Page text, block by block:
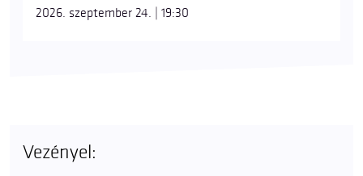
2026. szeptember 24. | 19:30
Vezényel: